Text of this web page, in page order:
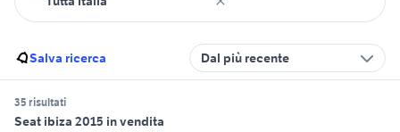
Salva ricerca Dal più recente
35 risultati
Seat ibiza 2015 in vendita